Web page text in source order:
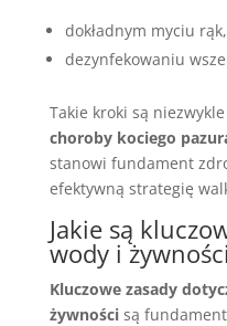
dokładnym myciu rąk,
dezynfekowaniu
Takie kroki są
choroby kociego
stanowi fundament
efektywną strategię
Jakie są
wody i
Kluczowe zasady
żywnościsą